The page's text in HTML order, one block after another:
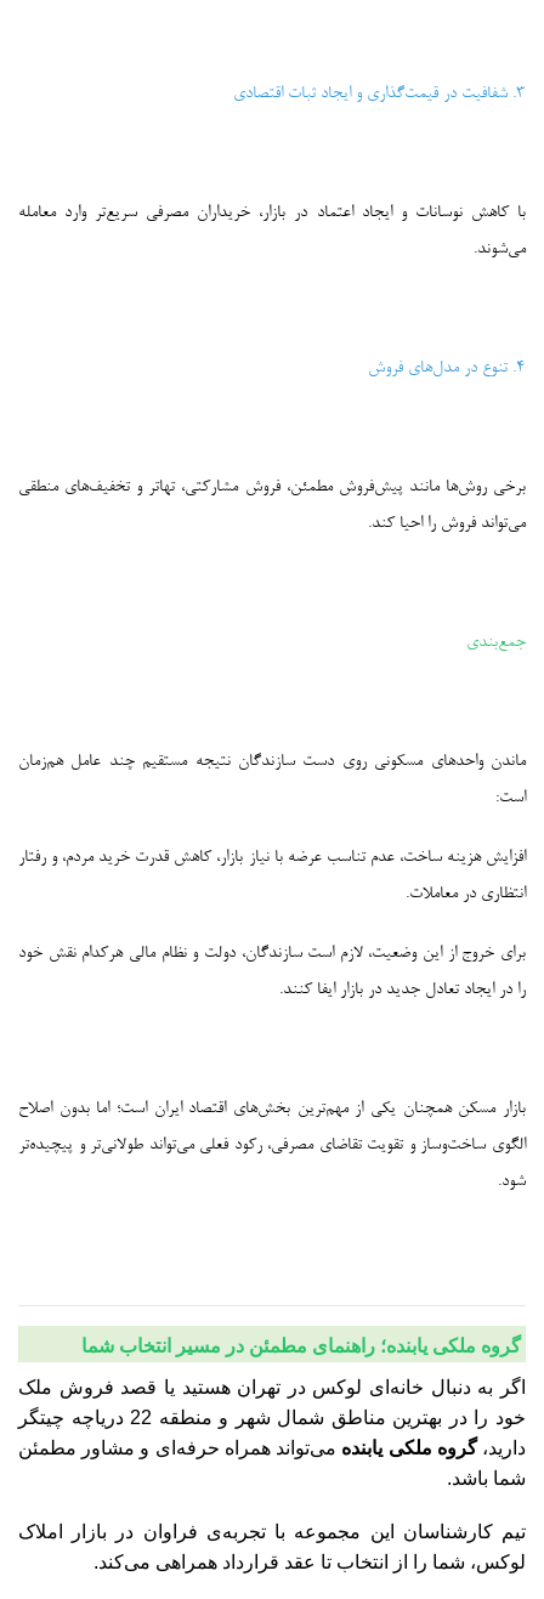
۳. شفافیت در قیمت‌گذاری و ایجاد ثبات اقتصادی
با کاهش نوسانات و ایجاد اعتماد در بازار، خریداران مصرفی سریع‌تر وارد معامله
می‌شوند.
۴. تنوع در مدل‌های فروش
برخی روش‌ها مانند پیش‌فروش مطمئن، فروش مشارکتی، تهاتر و تخفیف‌های منطقی
می‌تواند فروش را احیا کند.
جمع‌بندی
ماندن واحدهای مسکونی روی دست سازندگان نتیجه مستقیم چند عامل هم‌زمان
است:
افزایش هزینه ساخت، عدم تناسب عرضه با نیاز بازار، کاهش قدرت خرید مردم، و رفتار
انتظاری در معاملات.
برای خروج از این وضعیت، لازم است سازندگان، دولت و نظام مالی هرکدام نقش خود
را در ایجاد تعادل جدید در بازار ایفا کنند.
بازار مسکن همچنان یکی از مهم‌ترین بخش‌های اقتصاد ایران است؛ اما بدون اصلاح
الگوی ساخت‌وساز و تقویت تقاضای مصرفی، رکود فعلی می‌تواند طولانی‌تر و پیچیده‌تر
شود.
گروه ملکی یابنده؛ راهنمای مطمئن در مسیر انتخاب شما
اگر به دنبال خانه‌ای لوکس در تهران هستید یا قصد فروش ملک
خود را در بهترین مناطق شمال شهر و منطقه 22 دریاچه چیتگر
دارید،گروه ملکی یابنده می‌تواند همراه حرفه‌ای و مشاور مطمئن
شما باشد.
تیم کارشناسان این مجموعه با تجربه‌ی فراوان در بازار املاک
لوکس، شما را از انتخاب تا عقد قرارداد همراهی می‌کند.